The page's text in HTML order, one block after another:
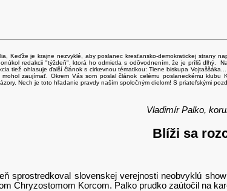
Keďže je krajne nezvyklé, aby poslanec kresťansko-demokratickej strany
redakcii "týždeň", ktorá ho odmietla s odôvodnením, že je príliš dlhý.
tiež ohlasuje ďalší článok s cirkevnou tématikou: Tiene biskupa
zaujímať. Okrem Vás som poslal článok celému poslaneckému
Nech je toto hľadanie pravdy naším spoločným dielom! S priateľskými
Vladimír Palko,
Blíži sa
slovenskej verejnosti neobvyklú show –
Chryzostomom Korcom. Palko prudko zaútočil na